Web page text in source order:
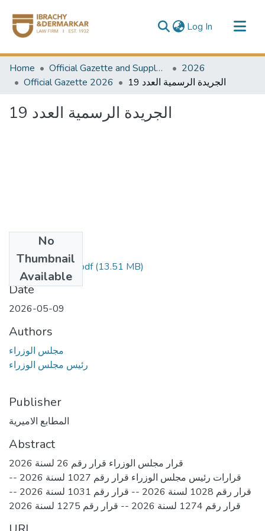
Log In (current)
Communities & Collections
All of DSpace
Home Official Gazette and Supplement
2026
Official Gazette 2026
الجريدة الرسمية العدد 19
الجريدة الرسمية العدد 19
No
Thumbnail
Available
العدد 19 مؤمن.pdf(13.51 MB)
Date
2026-05-09
Authors
مجلس الوزراء
رئيس مجلس الوزراء
Publisher
المطابع الاميرية
Abstract
قرار مجلس الوزراء قرار رقم 26 لسنة 2026
قرارات رئيس مجلس الوزراء قرار رقم 1027 لسنة 2026 --
قرار رقم 1028 لسنة 2026 -- قرار رقم 1031 لسنة 2026 --
قرار رقم 1274 لسنة 2026 -- قرار رقم 1275 لسنة 2026